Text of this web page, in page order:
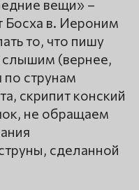
вещи» –
Босха в. Иероним
то, что пишу
(вернее,
по струнам
скрипит конский
не обращаем
сделанной